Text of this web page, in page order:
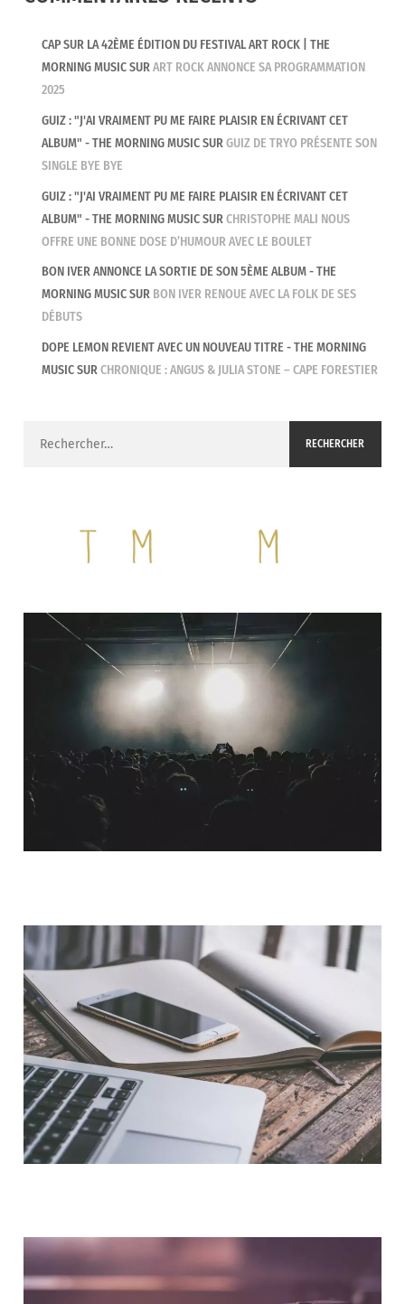
CAP SUR LA 42ÈME ÉDITION DU FESTIVAL ART ROCK | THE
MORNING MUSICSURART ROCK ANNONCE SA PROGRAMMATION
2025
GUIZ : "J'AI VRAIMENT PU ME FAIRE PLAISIR EN ÉCRIVANT CET
ALBUM" - THE MORNING MUSICSURGUIZ DE TRYO PRÉSENTE SON
SINGLE BYE BYE
GUIZ : "J'AI VRAIMENT PU ME FAIRE PLAISIR EN ÉCRIVANT CET
ALBUM" - THE MORNING MUSICSURCHRISTOPHE MALI NOUS
OFFRE UNE BONNE DOSE D’HUMOUR AVEC LE BOULET
BON IVER ANNONCE LA SORTIE DE SON 5ÈME ALBUM - THE
MORNING MUSICSUR BON IVER RENOUE AVEC LA FOLK DE SES
DÉBUTS
DOPE LEMON REVIENT AVEC UN NOUVEAU TITRE - THE MORNING
MUSICSURCHRONIQUE : ANGUS & JULIA STONE – CAPE FORESTIER